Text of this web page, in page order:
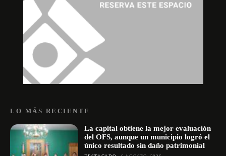
LO MÁS RECIENTE
La capital obtiene la mejor evaluación
del OFS, aunque un municipio logró el
único resultado sin daño patrimonial